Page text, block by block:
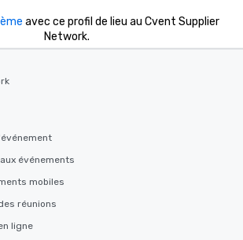
avec ce profil de lieu au Cvent Supplier
Network.
événements
mobiles
réunions
ligne